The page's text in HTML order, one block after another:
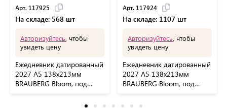
Арт. 117925
На складе: 568 шт
Авторизуйтесь , чтобы
увидеть цену
Ежедневник датированный
2027 А5 138х213мм
BRAUBERG Bloom, под
Арт. 117924
На складе: 1107 шт
Авторизуйтесь , чтобы
увидеть цену
Ежедневник датированный
2027 А5 138х213мм
BRAUBERG Bloom, под
117924